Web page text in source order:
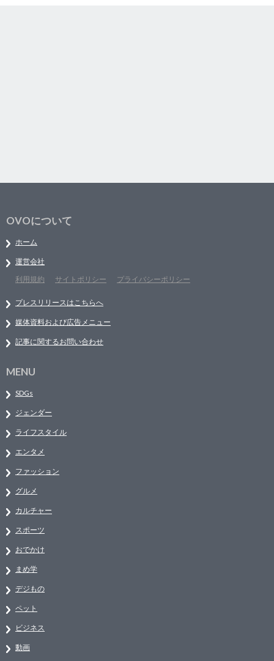
OVOについて
ホーム
運営会社
利用規約
サイトポリシー プライバシーポリシー
プレスリリースはこちらへ
媒体資料および広告メニュー
記事に関するお問い合わせ
MENU
SDGs
ジェンダー
ライフスタイル
エンタメ
ファッション
グルメ
カルチャー
スポーツ
おでかけ
まめ学
デジもの
ペット
ビジネス
動画